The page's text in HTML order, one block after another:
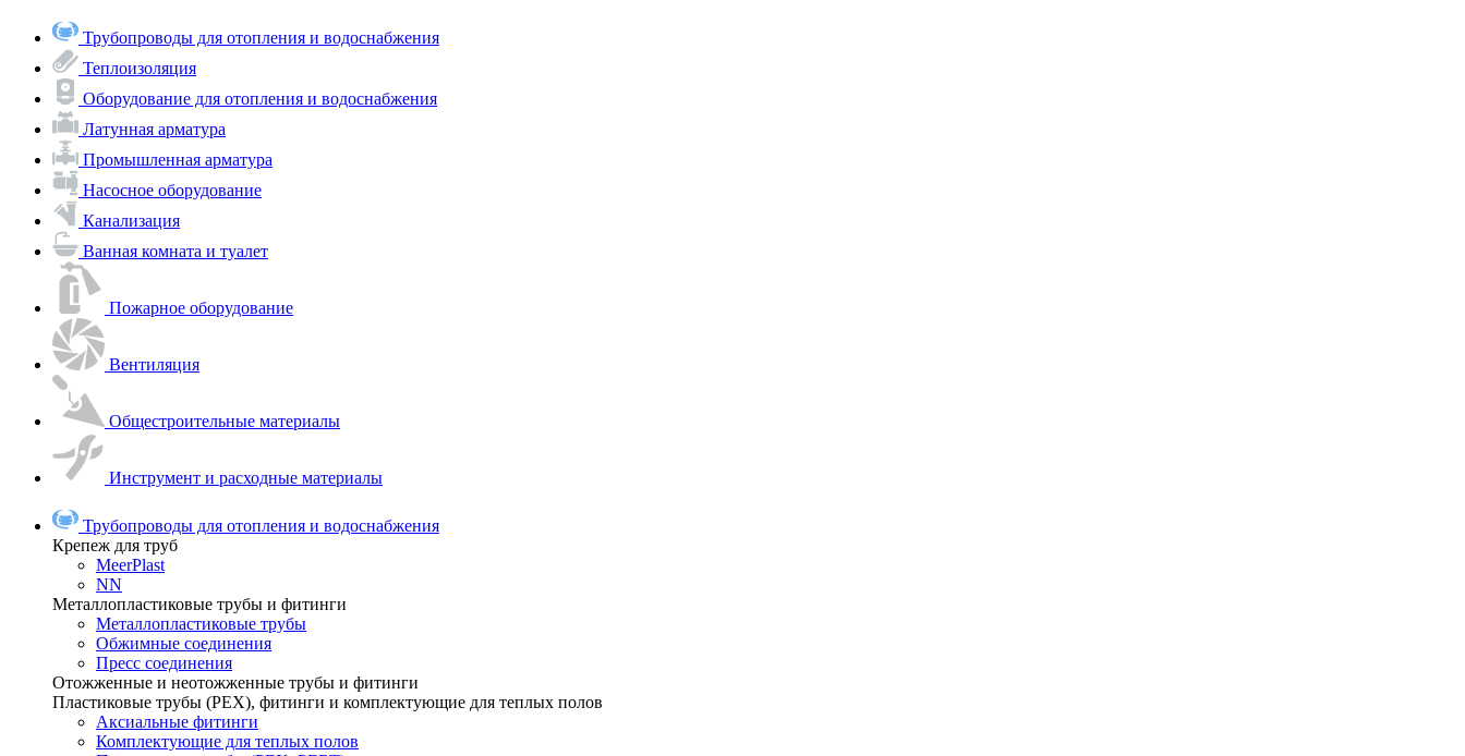
Трубопроводы для отопления и водоснабжения
Теплоизоляция
Оборудование для отопления и водоснабжения
Латунная арматура
Промышленная арматура
Насосное оборудование
Канализация
Ванная комната и туалет
Пожарное оборудование
Вентиляция
Общестроительные материалы
Инструмент и расходные материалы
Трубопроводы для отопления и водоснабжения
Крепеж для труб
MeerPlast
NN
Металлопластиковые трубы и фитинги
Металлопластиковые трубы
Обжимные соединения
Пресс соединения
Отожженные и неотожженные трубы и фитинги
Пластиковые трубы (РЕХ), фитинги и комплектующие для теплых полов
Аксиальные фитинги
Комплектующие для теплых полов